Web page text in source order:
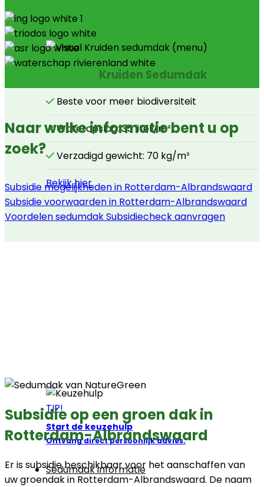
Kruiden Sedumdak
Beste voor meer biodiversiteit
Wateropslag: 35 liter/m²
Verzadigd gewicht: 70 kg/m²
Bekijk hier
TIP!
Start de keuzehulp
Ontvang direct persoonlijk advies.
Sedumdak informatie
Naar welke informatie bent u op
zoek?
Subsidie mogelijkheden in Rotterdam-Albrandswaard
Subsidie voorwaarden in Rotterdam-Albrandswaard
Voordelen sedumdakSubsidiecheck aanvragen
Subsidie op een groen dak in
Rotterdam-Albrandswaard
Er is subsidie beschikbaar voor het aanschaffen van
uw groendak in Rotterdam-Albrandswaard. De naam